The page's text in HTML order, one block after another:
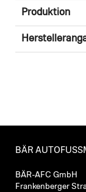
Produktion
BÄR
BÄR-AFC GmbH
Frankenberger